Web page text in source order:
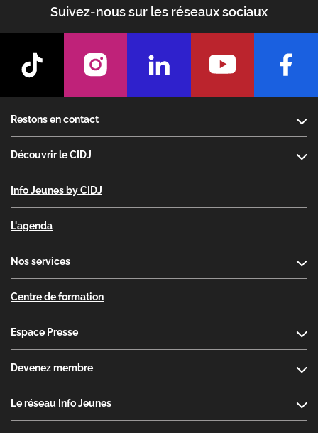
Suivez-nous sur les réseaux sociaux
Restons en contact
Découvrir le CIDJ
Info Jeunes by CIDJ
L'agenda
Nos services
Centre de formation
Espace Presse
Devenez membre
Le réseau Info Jeunes